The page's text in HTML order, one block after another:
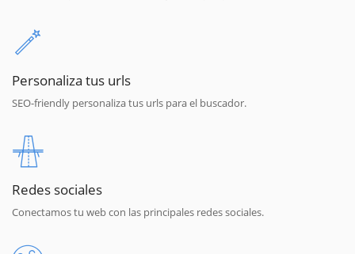
Personaliza tus urls
SEO-friendly personaliza tus urls para el buscador.
Redes sociales
Conectamos tu web con las principales redes sociales.